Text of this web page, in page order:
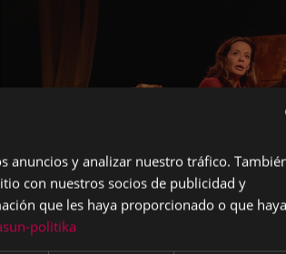
anuncios y analizar nuestro tráfico.
con nuestros socios de publicidad y
que les haya proporcionado o que
politika